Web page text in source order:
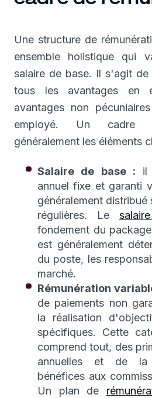
Une structure de
ensemble holistique qui
salaire de base. Il s'agit
tous les avantages en
avantages non
employé. Un cadre
généralement les éléments
Salaire de base : il
annuel fixe et garanti
généralement
régulières. Le
fondement du
est généralement
du poste, les
marché.
Rémunération
de paiements non
la réalisation
spécifiques. Cette
comprend tout, des
annuelles et de la
bénéfices aux
Un plan de